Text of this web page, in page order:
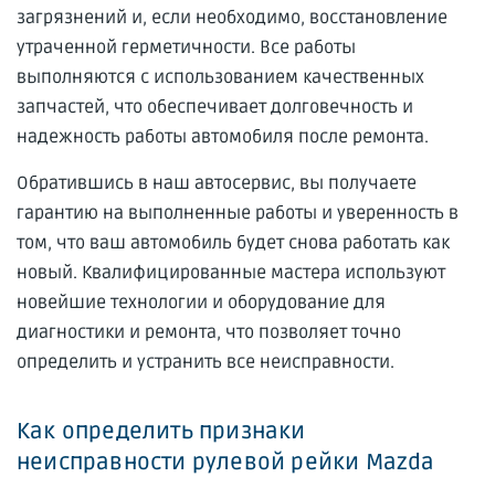
загрязнений и, если необходимо, восстановление
утраченной герметичности. Все работы
выполняются с использованием качественных
запчастей, что обеспечивает долговечность и
надежность работы автомобиля после ремонта.
Обратившись в наш автосервис, вы получаете
гарантию на выполненные работы и уверенность в
том, что ваш автомобиль будет снова работать как
новый. Квалифицированные мастера используют
новейшие технологии и оборудование для
диагностики и ремонта, что позволяет точно
определить и устранить все неисправности.
Как определить признаки
неисправности рулевой рейки Mazda